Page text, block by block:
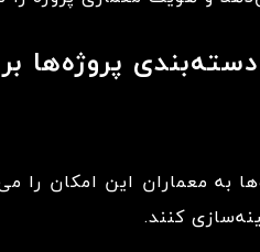
پروژه‌ها
به معماران این امکان
کنند.